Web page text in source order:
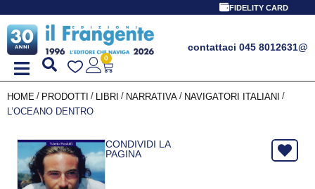
FIDELITY CARD
contattaci 045 8012631@
0
HOME / PRODOTTI / LIBRI / NARRATIVA / NAVIGATORI ITALIANI /
L’OCEANO DENTRO
CONDIVIDI LA
PAGINA